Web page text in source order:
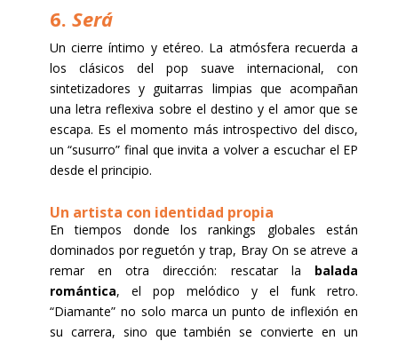
6. Será
Un cierre íntimo y etéreo. La atmósfera recuerda a
los clásicos del pop suave internacional, con
sintetizadores y guitarras limpias que acompañan
una letra reflexiva sobre el destino y el amor que se
escapa. Es el momento más introspectivo del disco,
un “susurro” final que invita a volver a escuchar el EP
desde el principio.
Un artista con identidad propia
En tiempos donde los rankings globales están
dominados por reguetón y trap, Bray On se atreve a
remar en otra dirección: rescatar la balada
romántica, el pop melódico y el funk retro.
“Diamante” no solo marca un punto de inflexión en
su carrera, sino que también se convierte en un